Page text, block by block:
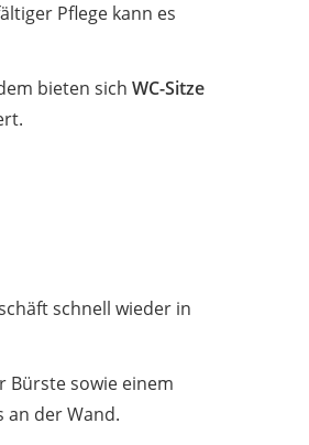
Pflege kann es
bieten sichWC-Sitze
schnell wieder in
Bürste sowie einem
an der Wand.